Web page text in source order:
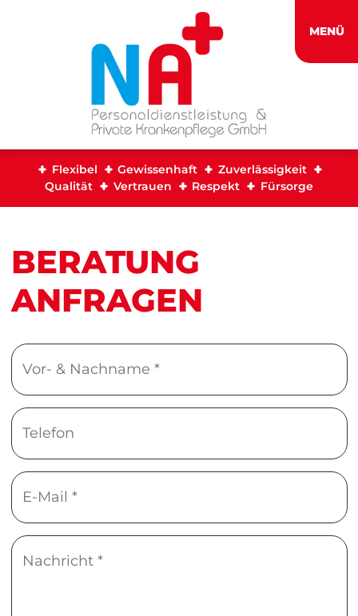
MENÜ
Flexibel Gewissenhaft
Zuverlässigkeit
Qualität
Vertrauen Respekt Fürsorge
BERATUNG
ANFRAGEN
Vor- & Nachname *
Telefon
E-Mail *
Nachricht *